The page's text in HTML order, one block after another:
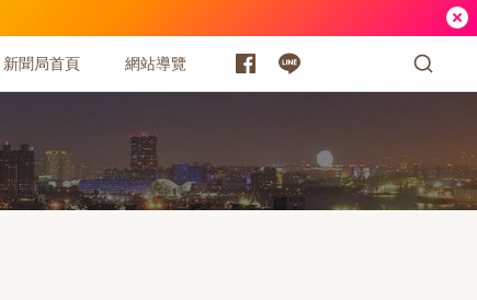
新聞局首頁 網站導覽